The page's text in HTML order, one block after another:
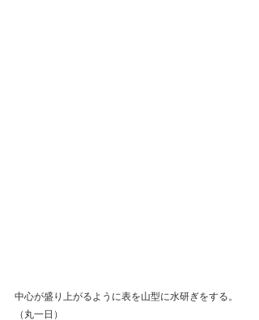
中心が盛り上がるように表を山型に水研ぎをする。
（丸一日）